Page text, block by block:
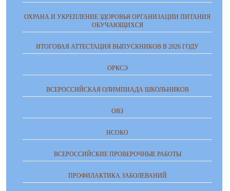
ОХРАНА И УКРЕПЛЕНИЕ ЗДОРОВЬЯ ОРГАНИЗАЦИИ ПИТАНИЯ
ОБУЧАЮЩИХСЯ
ИТОГОВАЯ АТТЕСТАЦИЯ ВЫПУСКНИКОВ В 2026 ГОДУ
ОРКСЭ
ВСЕРОССИЙСКАЯ ОЛИМПИАДА ШКОЛЬНИКОВ
ОВЗ
НСОКО
ВСЕРОССИЙСКИЕ ПРОВЕРОЧНЫЕ РАБОТЫ
ПРОФИЛАКТИКА ЗАБОЛЕВАНИЙ